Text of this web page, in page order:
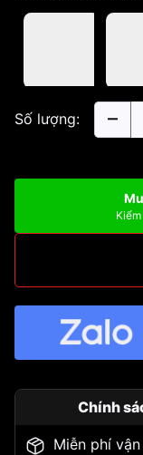
Số lượng:
Chính
Miễn phí